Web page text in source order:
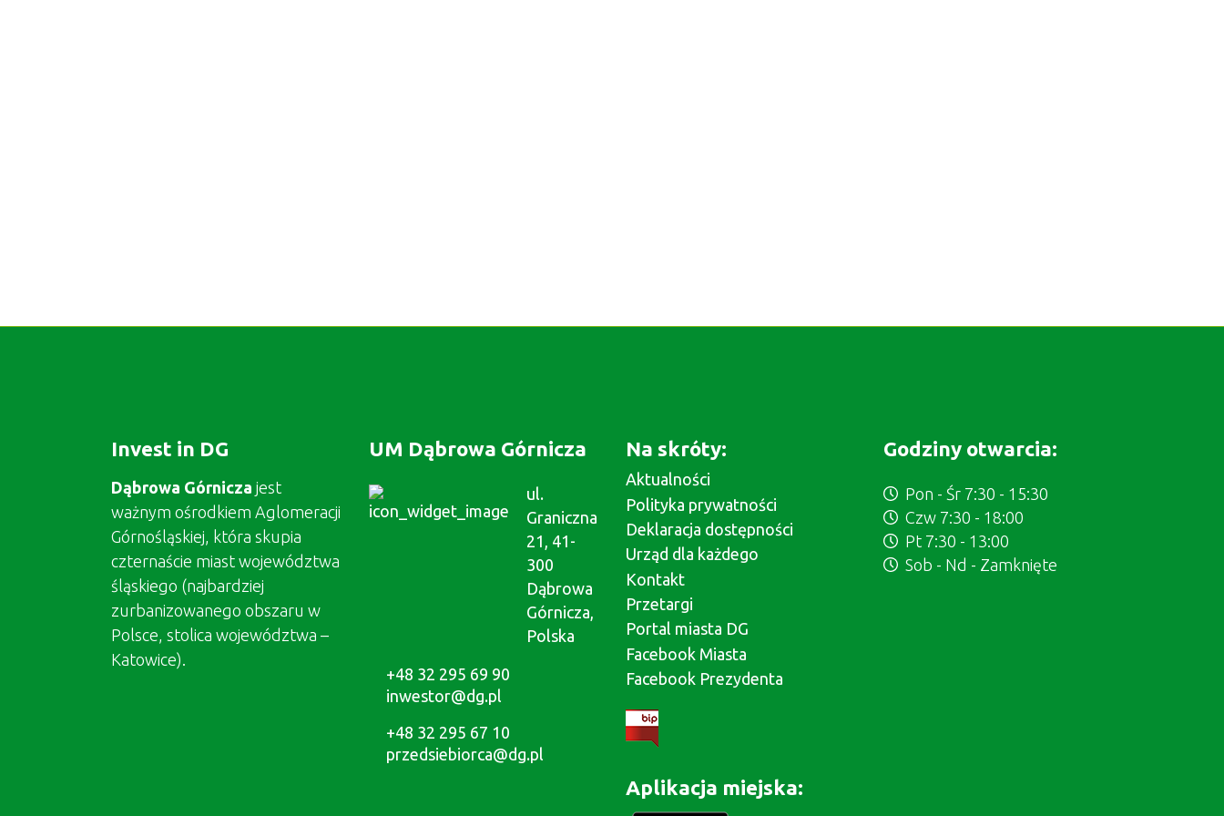
Invest in DG
Dąbrowa Górnicza jest
ważnym ośrodkiem Aglomeracji
Górnośląskiej, która skupia
czternaście miast województwa
śląskiego (najbardziej
zurbanizowanego obszaru w
Polsce, stolica województwa –
Katowice).
UM Dąbrowa Górnicza
ul.
Graniczna
21, 41-
300
Dąbrowa
Górnicza,
Polska
+48 32 295 69 90
inwestor@dg.pl
+48 32 295 67 10
przedsiebiorca@dg.pl
Na skróty:
Aktualności
Polityka prywatności
Deklaracja dostępności
Urząd dla każdego
Kontakt
Przetargi
Portal miasta DG
Facebook Miasta
Facebook Prezydenta
Aplikacja miejska:
Godziny otwarcia:
Pon - Śr 7:30 - 15:30
Czw 7:30 - 18:00
Pt 7:30 - 13:00
Sob - Nd - Zamknięte